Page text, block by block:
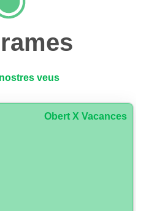
veus
Obert X Vacances